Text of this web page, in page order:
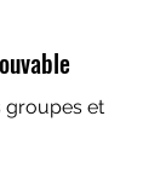
groupes et